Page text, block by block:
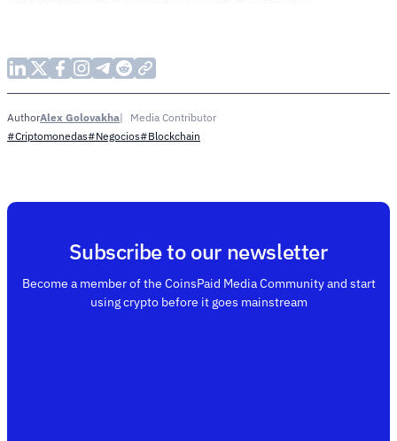
AuthorAlex Golovakha
Media Contributor
#Criptomonedas#Negocios#Blockchain
Subscribe to our newsletter
Become a member of the CoinsPaid Media Community and start
using crypto before it goes mainstream